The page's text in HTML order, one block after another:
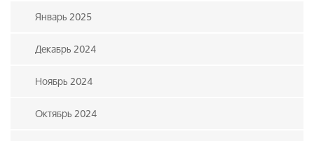
Январь 2025
Декабрь 2024
Ноябрь 2024
Октябрь 2024